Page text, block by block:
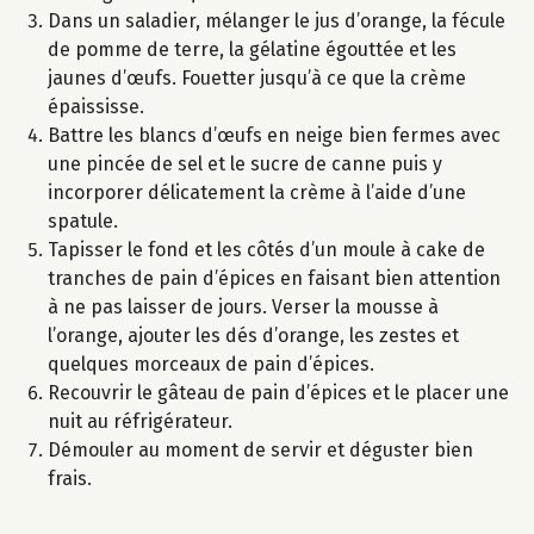
Dans un saladier, mélanger le jus d’orange, la fécule
de pomme de terre, la gélatine égouttée et les
jaunes d’œufs. Fouetter jusqu’à ce que la crème
épaississe.
Battre les blancs d’œufs en neige bien fermes avec
une pincée de sel et le sucre de canne puis y
incorporer délicatement la crème à l’aide d’une
spatule.
Tapisser le fond et les côtés d’un moule à cake de
tranches de pain d’épices en faisant bien attention
à ne pas laisser de jours. Verser la mousse à
l’orange, ajouter les dés d’orange, les zestes et
quelques morceaux de pain d’épices.
Recouvrir le gâteau de pain d’épices et le placer une
nuit au réfrigérateur.
Démouler au moment de servir et déguster bien
frais.